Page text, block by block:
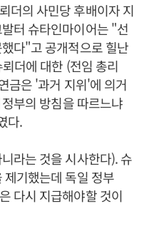
더의 사민당 후배이자 지
터 슈타인마이어는 "선
다"고 공개적으로 힐난
더에 대한 (전임 총리
금은 '과거 지위'에 의거
부의 방침을 따르느냐
다.
라는 것을 시사한다). 슈
기했는데 독일 정부
다시 지급해야할 것이